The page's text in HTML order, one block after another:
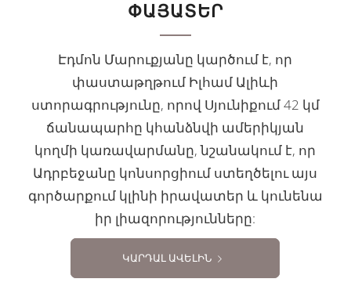
ՓԱՅԱՏԵՐ
Էդմոն Մարուքյանը կարծում է, որ
փաստաթղթում Իլհամ Ալիևի
ստորագրությունը, որով Սյունիքում 42 կմ
ճանապարհը կհանձնվի ամերիկյան
կողմի կառավարմանը, նշանակում է, որ
Ադրբեջանը կոնսորցիում ստեղծելու այս
գործարքում կլինի իրավատեր և կունենա
իր լիազորությունները:
ԿԱՐԴԱԼ ԱՎԵԼԻՆ